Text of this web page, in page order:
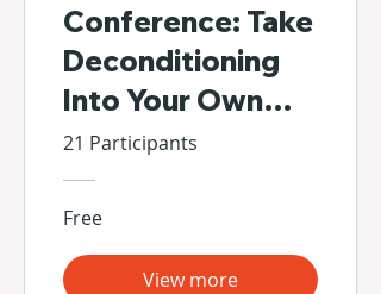
Conference: Take
Deconditioning
Into Your Own
Hands
21 Participants
Free
View more